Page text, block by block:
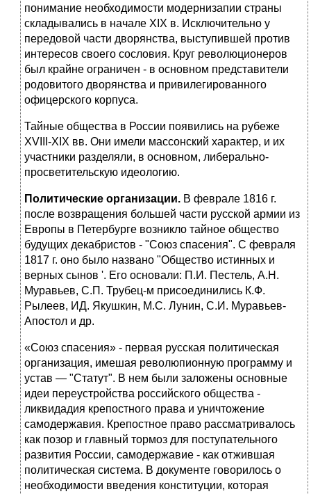
понимание необходимости модернизапии страны
складывались в начале XIX в. Исключительно у
передовой части дворянства, выступившей против
интересов своего сословия. Круг революционеров
был крайне ограничен - в основном представители
родовитого дворянства и привилегированного
офицерского корпуса.
Тайные общества в России появились на рубеже
XVIII-XIX вв. Они имели массонский характер, и их
участники разделяли, в основном, либерально-
просветительскую идеологию.
Политические организации. В феврале 1816 г.
после возвращения большей части русской армии из
Европы в Петербурге возникло тайное общество
будущих декабристов - "Союз спасения". С февраля
1817 г. оно было названо "Общество истинных и
верных сынов '. Его основали: П.И. Пестель, А.Н.
Муравьев, С.П. Трубец-м присоединились К.Ф.
Рылеев, ИД. Якушкин, М.С. Лунин, С.И. Муравьев-
Апостол и др.
«Союз спасения» - первая русская политическая
организация, имешая революпионную программу и
устав — "Статут". В нем были заложены основные
идеи переустройства российского общества -
ликвидадия крепостного права и уничтожение
самодержавия. Крепостное право рассматривалось
как позор и главный тормоз для поступательного
развития России, самодержавие - как отжившая
политическая система. В документе говорилось о
необходимости введения конституции, кото­рая